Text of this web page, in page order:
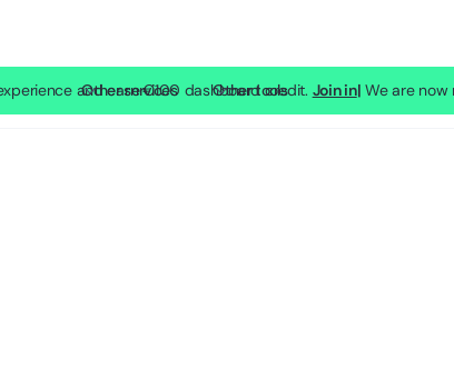
and earn €100 dashboard credit. Join in| We are now
SP Lite Other services Other tools